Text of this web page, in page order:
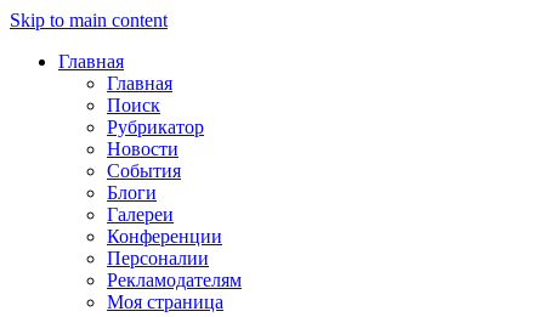
Skip to main content
Главная
Главная
Поиск
Рубрикатор
Новости
События
Блоги
Галереи
Конференции
Персоналии
Рекламодателям
Моя страница